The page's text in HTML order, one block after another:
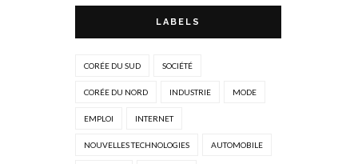
LABELS
CORÉE DU SUD SOCIÉTÉ
CORÉE DU NORD INDUSTRIE MODE
EMPLOI INTERNET
NOUVELLES TECHNOLOGIES AUTOMOBILE